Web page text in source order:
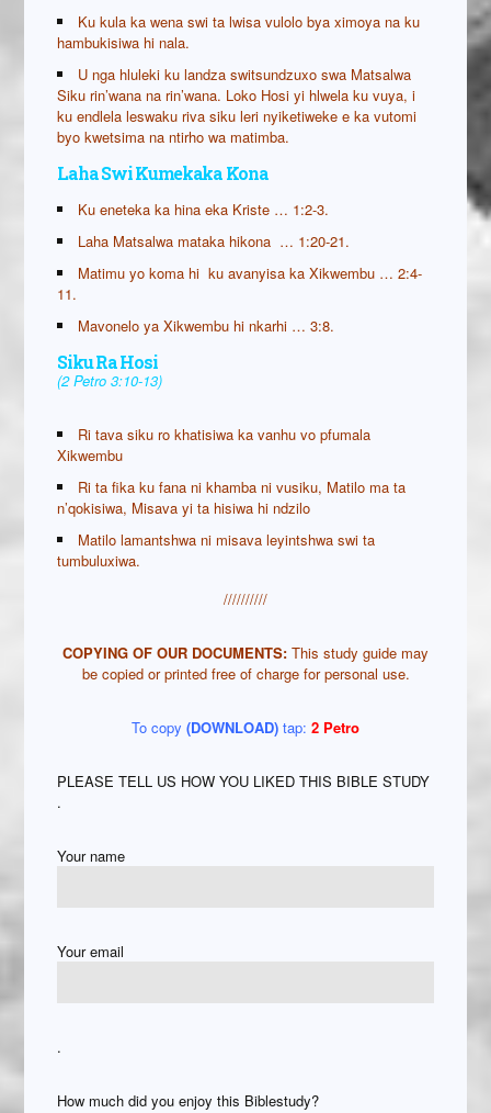
Ku kula ka wena swi ta lwisa vulolo bya ximoya na ku
hambukisiwa hi nala.
U nga hluleki ku landza switsundzuxo swa Matsalwa
Siku rin’wana na rin’wana. Loko Hosi yi hlwela ku vuya, i
ku endlela leswaku riva siku leri nyiketiweke e ka vutomi
byo kwetsima na ntirho wa matimba.
Laha Swi Kumekaka Kona
Ku eneteka ka hina eka Kriste … 1:2-3.
Laha Matsalwa mataka hikona … 1:20-21.
Matimu yo koma hi ku avanyisa ka Xikwembu … 2:4-
11.
Mavonelo ya Xikwembu hi nkarhi … 3:8.
Siku Ra Hosi
(2 Petro 3:10-13)
Ri tava siku ro khatisiwa ka vanhu vo pfumala
Xikwembu
Ri ta fika ku fana ni khamba ni vusiku, Matilo ma ta
n’qokisiwa, Misava yi ta hisiwa hi ndzilo
Matilo lamantshwa ni misava leyintshwa swi ta
tumbuluxiwa.
//////////
COPYING OF OUR DOCUMENTS: This study guide may
be copied or printed free of charge for personal use.
To copy (DOWNLOAD) tap: 2 Petro
PLEASE TELL US HOW YOU LIKED THIS BIBLE STUDY
.
Your name
Your email
.
How much did you enjoy this Biblestudy?